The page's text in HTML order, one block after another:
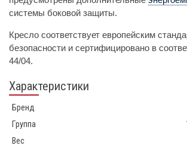
системы боковой защиты.
Кресло соответствует европейским
безопасности и сертифицировано в
44/04.
Характеристики
Бренд
Группа
Вес